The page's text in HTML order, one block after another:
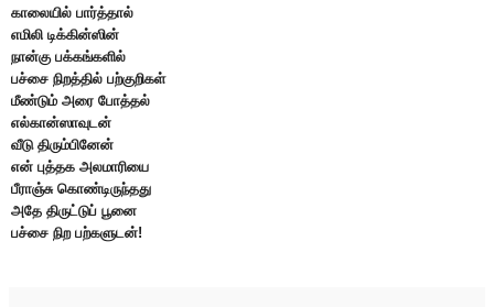
காலையில் பார்த்தால்
எமிலி டிக்கின்ஸின்
நான்கு பக்கங்களில்
பச்சை நிறத்தில் பற்குறிகள்
மீண்டும் அரை போத்தல்
எல்கான்ஸாவுடன்
வீடு திரும்பினேன்
என் புத்தக அலமாரியை
பீராஞ்சு கொண்டிருந்தது
அதே திருட்டுப் பூனை
பச்சை நிற பற்களுடன்!